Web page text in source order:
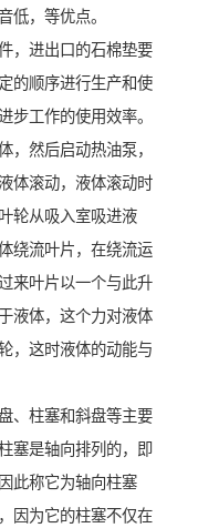
低，等优点。
，进出口的石棉垫要
的顺序进行生产和使
步工作的使用效率。
，然后启动热油泵，
体滚动，液体滚动时
轮从吸入室吸进液
绕流叶片，在绕流运
来叶片以一个与此升
液体，这个力对液体
，这时液体的动能与
、柱塞和斜盘等主要
塞是轴向排列的，即
此称它为轴向柱塞
因为它的柱塞不仅在